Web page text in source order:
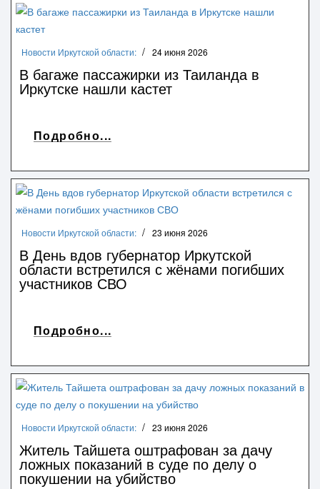
Новости Иркутской области: 24 июня 2026
В багаже пассажирки из Таиланда в
Иркутске нашли кастет
Подробно...
Новости Иркутской области: 23 июня 2026
В День вдов губернатор Иркутской
области встретился с жёнами погибших
участников СВО
Подробно...
Новости Иркутской области: 23 июня 2026
Житель Тайшета оштрафован за дачу
ложных показаний в суде по делу о
покушении на убийство